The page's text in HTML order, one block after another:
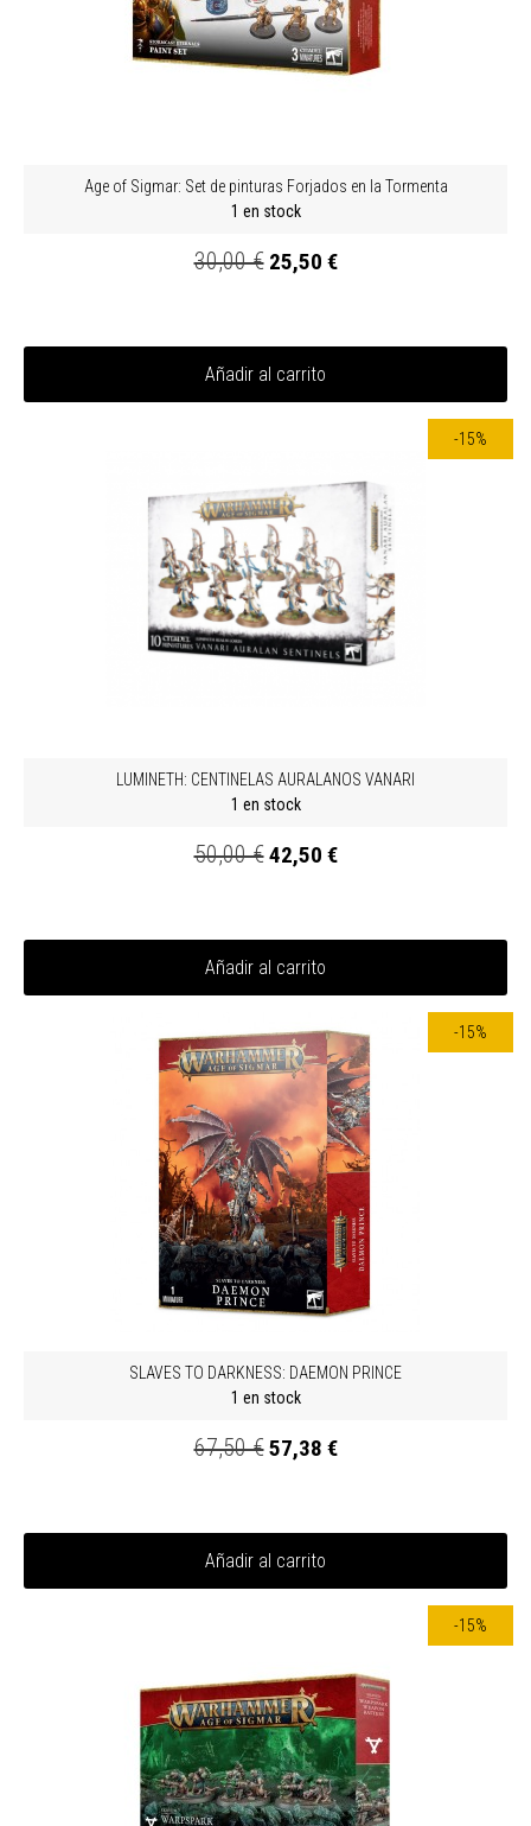
Age of Sigmar: Set de pinturas Forjados en la Tormenta
1 en stock
30,00 € 25,50 €
Añadir al carrito
-15%
LUMINETH: CENTINELAS AURALANOS VANARI
1 en stock
50,00 €42,50 €
Añadir al carrito
-15%
SLAVES TO DARKNESS: DAEMON PRINCE
1 en stock
67,50 €57,38 €
Añadir al carrito
-15%